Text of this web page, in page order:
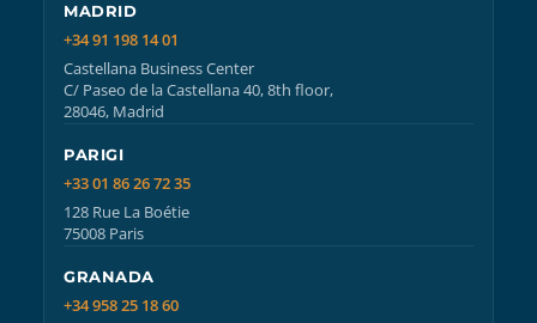
MADRID
+34 91 198 14 01
Castellana Business Center
C/ Paseo de la Castellana 40, 8th floor,
28046, Madrid
PARIGI
+33 01 86 26 72 35
128 Rue La Boétie
75008 Paris
GRANADA
+34 958 25 18 60